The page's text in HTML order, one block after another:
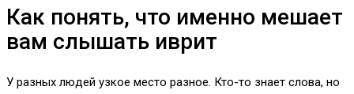
Как понять, что именно мешает
вам слышать иврит
У разных людей узкое место разное. Кто-то знает слова, но